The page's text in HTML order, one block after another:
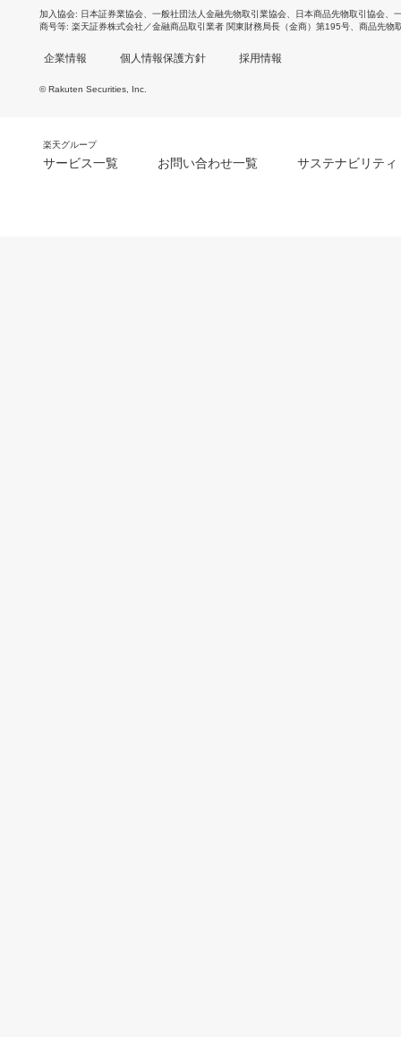
加入協会 日本証券業協会 一般社団法人金融先物取引業協会 日本商品先物取引協会
商号等 楽天証券株式会社／金融商品取引業者 関東財務局長（金商）第195号、商品先物
企業情報 個人情報保護方針 採用情報
© Rakuten Securities, Inc.
楽天グループ
サービス一覧 お問い合わせ一覧 サステナビリティ